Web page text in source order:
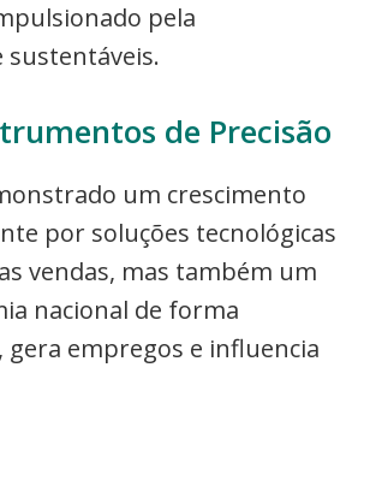
pela
sustentáveis.
de Precisão
um crescimento
por soluções tecnológicas
vendas, mas também um
nacional de forma
empregos e influencia